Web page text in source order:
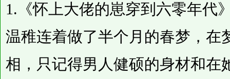
1.《怀上大佬的崽穿到六零年代
温稚连着做了半个月的春梦，在
相，只记得男人健硕的身材和在